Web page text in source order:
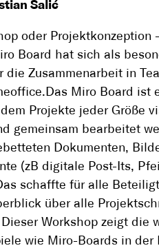
Salić
oder Projektkonzeption
Board hat sich als
die Zusammenarbeit in
Miro Board ist
Projekte jeder Größe
gemeinsam bearbeitet
Dokumenten,
(zB digitale Post-Its,
schaffte für alle
über alle
Workshop zeigt die
wie Miro-Boards in der